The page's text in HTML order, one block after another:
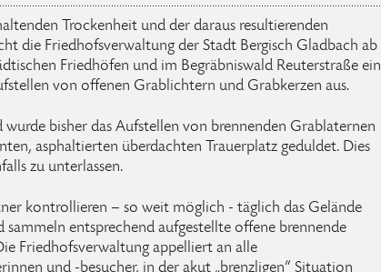
Trockenheit und der daraus resultierenden
die Friedhofsverwaltung der Stadt Bergisch Gladbach ab
Friedhöfen und im Begräbniswald Reuterstraße ein
von offenen Grablichtern und Grabkerzen aus.
wurde bisher das Aufstellen von brennenden Grablaternen
asphaltierten überdachten Trauerplatz geduldet. Dies
zu unterlassen.
kontrollieren – so weit möglich - täglich das Gelände
sammeln entsprechend aufgestellte offene brennende
Friedhofsverwaltung appelliert an alle
und -besucher, in der akut „brenzligen“ Situation